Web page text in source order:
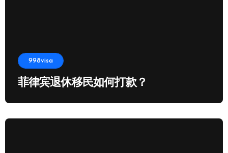
998visa
菲律宾退休移民如何打款？